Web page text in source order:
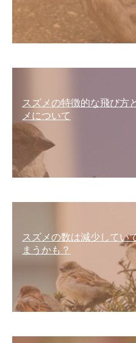
スズメの特徴的な飛び方
メについて
スズメの数は減少してい
まうかも？